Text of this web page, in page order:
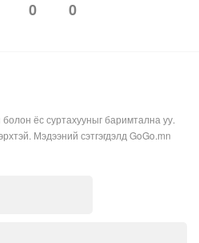
0 0
болон ёс суртахууныг баримтална уу.
Мэдээний сэтгэгдэлд GoGo.mn